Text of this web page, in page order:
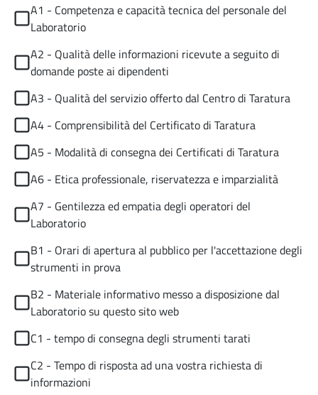
A1 - Competenza e capacità tecnica del personale del
Laboratorio
A2 - Qualità delle informazioni ricevute a seguito di
domande poste ai dipendenti
A3 - Qualità del servizio offerto dal Centro di Taratura
A4 - Comprensibilità del Certificato di Taratura
A5 - Modalità di consegna dei Certificati di Taratura
A6 - Etica professionale, riservatezza e imparzialità
A7 - Gentilezza ed empatia degli operatori del
Laboratorio
B1 - Orari di apertura al pubblico per l'accettazione degli
strumenti in prova
B2 - Materiale informativo messo a disposizione dal
Laboratorio su questo sito web
C1 - tempo di consegna degli strumenti tarati
C2 - Tempo di risposta ad una vostra richiesta di
informazioni